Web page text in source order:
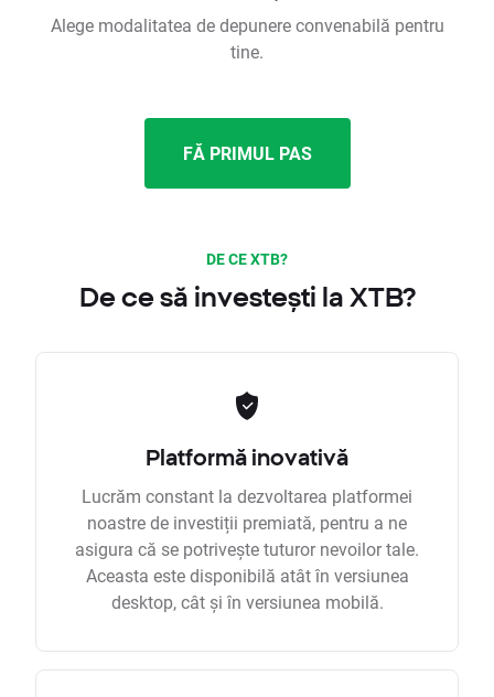
Alege modalitatea de depunere convenabilă pentru
tine.
FĂ PRIMUL PAS
DE CE XTB?
De ce să investești la XTB?
Platformă inovativă
Lucrăm constant la dezvoltarea platformei
noastre de investiții premiată, pentru a ne
asigura că se potrivește tuturor nevoilor tale.
Aceasta este disponibilă atât în versiunea
desktop, cât și în versiunea mobilă.